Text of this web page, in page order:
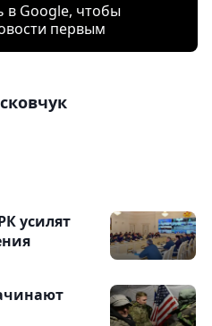
в Google, чтобы
первым
усилят